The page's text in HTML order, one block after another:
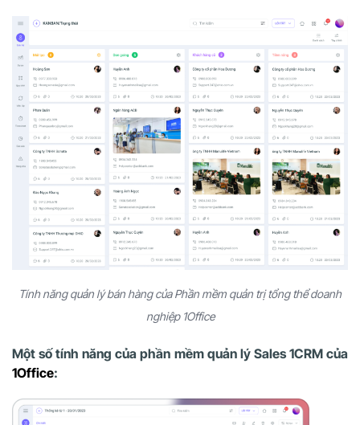
Tính năng quản lý bán hàng của Phần mềm quản trị tổng thể doanh
nghiệp 1Office
Một số tính năng của phần mềm quản lý Sales 1CRM của
1Office: